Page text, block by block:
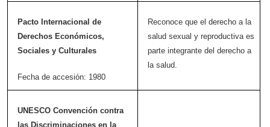
Pacto Internacional de
Derechos Económicos,
Sociales y Culturales
Fecha de accesión: 1980
Reconoce que el derecho a la
salud sexual y reproductiva es
parte integrante del derecho a
la salud.
UNESCO Convención contra
las Discriminaciones en la